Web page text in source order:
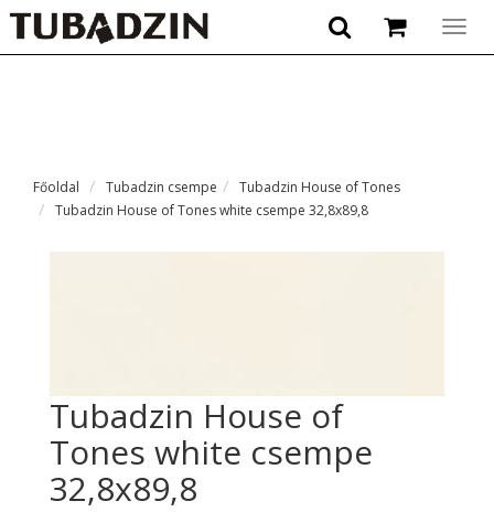
Főoldal Tubadzin csempe
Tubadzin House of Tones
Tubadzin House of Tones white csempe 32,8x89,8
Tubadzin House of
Tones white csempe
32,8x89,8